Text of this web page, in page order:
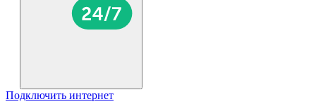
Подключить интернет